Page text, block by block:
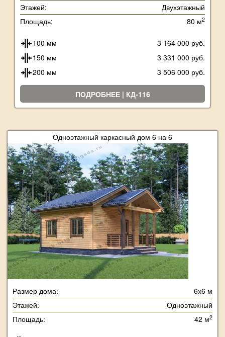
Этажей:
Двухэтажный
Площадь:
80 м2
100 мм
3 164 000 руб.
150 мм
3 331 000 руб.
200 мм
3 506 000 руб.
ПОДРОБНЕЕ | КД-116
Одноэтажный каркасный дом 6 на 6
Размер дома:
6х6 м
Этажей:
Одноэтажный
Площадь:
42 м2